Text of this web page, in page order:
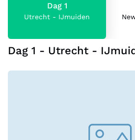
Dag 1
Utrecht - IJmuiden
Dag 1 - Utrecht -